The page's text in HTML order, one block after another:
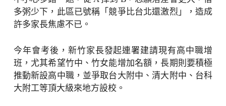
多粥少下，此區已號稱「競爭比台北還激烈」，造成
許多家長焦慮不已。
今年會考後，新竹家長發起連署建請現有高中職增
班，尤其希望竹中、竹女能增加名額，長期則要積極
推動新設高中職，並爭取台大附中、清大附中、台科
大附工等頂大級來地方設校。